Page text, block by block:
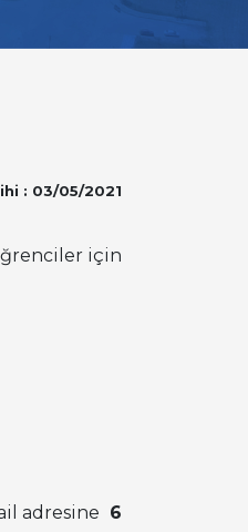
: 03/05/2021
için
adresine 6